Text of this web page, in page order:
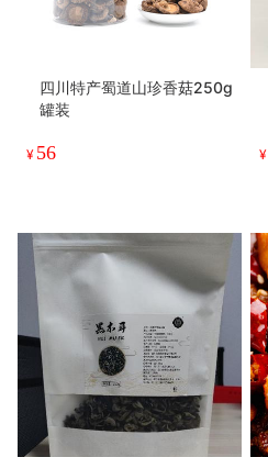
四川特产蜀道山珍香菇250g
罐装
¥ 56 ¥